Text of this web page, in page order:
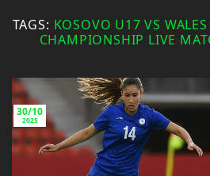
TAGS: KOSOVO U17 VS
CHAMPIONSHIP LIVE
30/10
2025